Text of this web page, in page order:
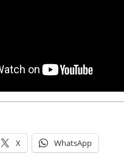
X WhatsApp